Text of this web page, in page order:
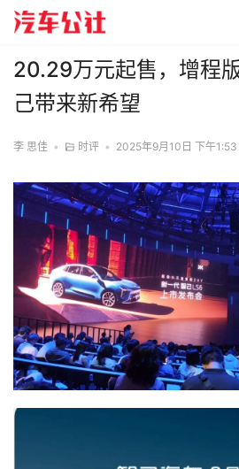
20.29万元起售，增程
己带来新希望
李 思佳 • 时评 • 2025年9月10日 下午1:53